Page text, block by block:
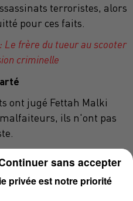
terroristes, alors
pour ces faits.
Le frère du tueur au scooter
criminelle
ont jugé Fettah Malki
ils n'ont pas
ses avocats, le
:"car au delà du fait
reconnu que Fettah Malki
privée est notre priorité
sans accepter